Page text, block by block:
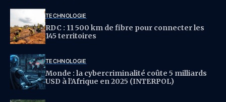
TECHNOLOGIE
RDC : 11 500 km de fibre pour connecter les
145 territoires
TECHNOLOGIE
Monde : la cybercriminalité coûte 5 milliards
USD à l’Afrique en 2025 (INTERPOL)